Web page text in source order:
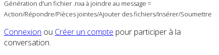
Génération d'un fichier .nxa à joindre au message =
Action/Répondre/Pièces jointes/Ajouter des fichiers/Insérer/Soumettre
Connexion ou Créer un compte pour participer à la
conversation.